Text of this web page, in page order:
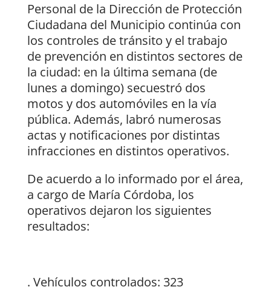
Personal de la Dirección de Protección
Ciudadana del Municipio continúa con
los controles de tránsito y el trabajo
de prevención en distintos sectores de
la ciudad: en la última semana (de
lunes a domingo) secuestró dos
motos y dos automóviles en la vía
pública. Además, labró numerosas
actas y notificaciones por distintas
infracciones en distintos operativos.
De acuerdo a lo informado por el área,
a cargo de María Córdoba, los
operativos dejaron los siguientes
resultados:
. Vehículos controlados: 323